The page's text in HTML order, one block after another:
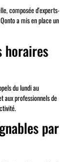
composée d'experts-
a mis en place un
horaires
du lundi au
aux professionnels de
par